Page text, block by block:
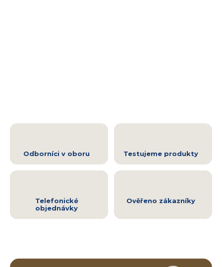
Odborníci v oboru Testujeme produkty
Telefonické
objednávky
Ověřeno zákazníky